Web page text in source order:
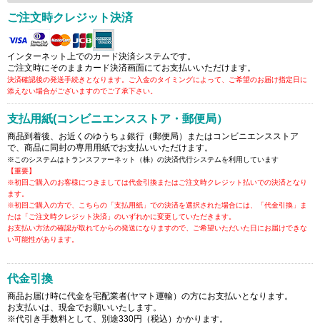
ご注文時クレジット決済
インターネット上でのカード決済システムです。
ご注文時にそのままカード決済画面にてお支払いいただけます。
決済確認後の発送手続きとなります。ご入金のタイミングによって、ご希望のお届け指定日に
添えない場合がございますのでご了承下さい。
支払用紙(コンビニエンスストア・郵便局）
商品到着後、お近くのゆうちょ銀行（郵便局）またはコンビニエンスストア
で、商品に同封の専用用紙でお支払いいただけます。
※このシステムはトランスファーネット（株）の決済代行システムを利用しています
【重要】
※初回ご購入のお客様につきましては代金引換またはご注文時クレジット払いでの決済となり
ます。
※初回ご購入の方で、こちらの「支払用紙」での決済を選択された場合には、「代金引換」ま
たは「ご注文時クレジット決済」のいずれかに変更していただきます。
お支払い方法の確認が取れてからの発送になりますので、ご希望いただいた日にお届けできな
い可能性があります。
代金引換
商品お届け時に代金を宅配業者(ヤマト運輸）の方にお支払いとなります。
お支払いは、現金でお願いいたします。
※代引き手数料として、別途330円（税込）かかります。